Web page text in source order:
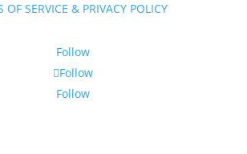
OF SERVICE & PRIVACY POLICY
Follow
Follow
Follow